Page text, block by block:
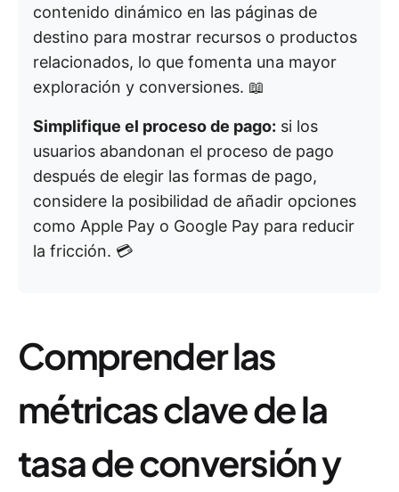
contenido dinámico en las páginas de
destino para mostrar recursos o productos
relacionados, lo que fomenta una mayor
exploración y conversiones. 📖
Simplifique el proceso de pago: si los
usuarios abandonan el proceso de pago
después de elegir las formas de pago,
considere la posibilidad de añadir opciones
como Apple Pay o Google Pay para reducir
la fricción. 💳
Comprender las
métricas clave de la
tasa de conversión y